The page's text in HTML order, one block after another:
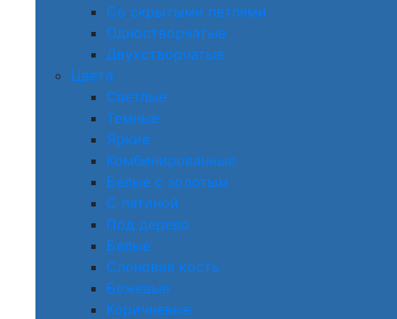
Со скрытыми петлями
Одностворчатые
Двухстворчатые
Цвета
Светлые
Темные
Яркие
Комбинированные
Белые с золотым
С патиной
Под дерево
Белые
Слоновая кость
Бежевые
Коричневые